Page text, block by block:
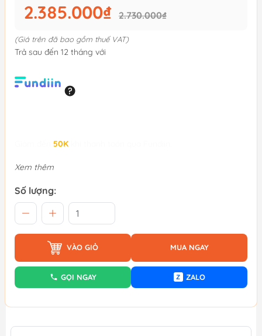
2.385.000₫ 2.730.000₫
(Giá trên đã bao gồm thuế VAT)
Trả sau đến 12 tháng với
50K
Xem thêm
Số lượng:
VÀO GIỎ MUA NGAY
GỌI NGAY Z ZALO